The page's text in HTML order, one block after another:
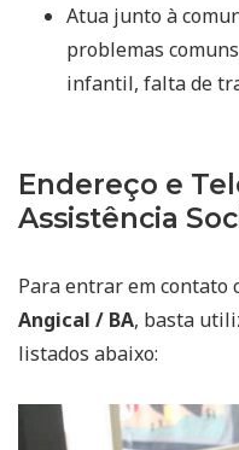
Atua junto à
problemas
infantil, falta de
Endereço e
Assistência
Para entrar em contato
Angical / BA, basta
listados abaixo: